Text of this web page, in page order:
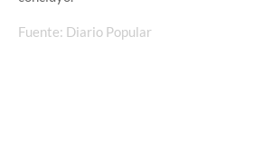
Fuente: Diario Popular